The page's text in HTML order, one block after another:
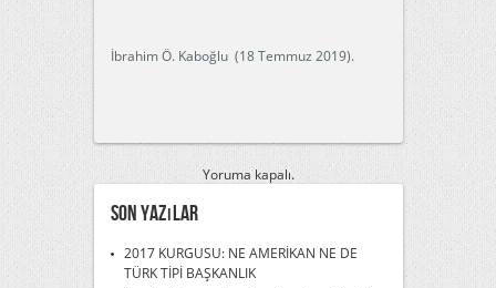
İbrahim Ö. Kaboğlu (18 Temmuz 2019).
Yoruma kapalı.
Son Yazılar
2017 KURGUSU: NE AMERİKAN NE DE
TÜRK TİPİ BAŞKANLIK